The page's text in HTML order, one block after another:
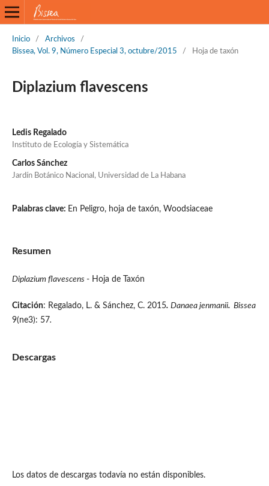
Inicio / Archivos
/
Bissea, Vol. 9, Número Especial 3, octubre/2015
/ Hoja de taxón
Diplazium flavescens
Ledis Regalado
Instituto de Ecología y Sistemática
Carlos Sánchez
Jardín Botánico Nacional, Universidad de La Habana
Palabras clave: En Peligro, hoja de taxón, Woodsiaceae
Resumen
Diplazium flavescens - Hoja de Taxón
Citación: Regalado, L. & Sánchez, C. 2015. Danaea jenmanii. Bissea
9(ne3): 57.
Descargas
Los datos de descargas todavía no están disponibles.